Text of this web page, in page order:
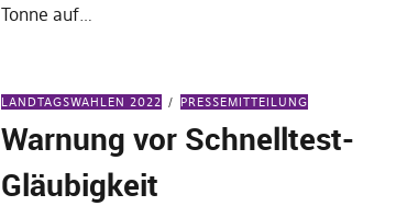
Tonne auf…
LANDTAGSWAHLEN 2022 PRESSEMITTEILUNG
Warnung vor Schnelltest-
Gläubigkeit